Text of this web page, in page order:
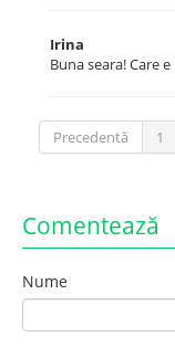
Irina
Buna seara! Care
Precedentă 1
Comentează
Nume